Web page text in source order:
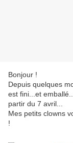
Bonjour !
Depuis quelques
est fini...et
partir du 7 avril...
Mes petits clowns
!